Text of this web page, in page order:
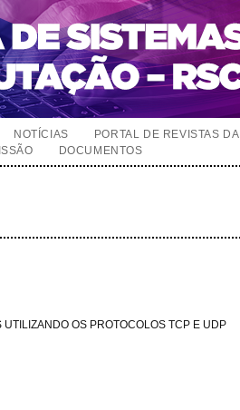
NOTÍCIAS
PORTAL DE REVISTAS DA
DOCUMENTOS
OS PROTOCOLOS TCP E UDP